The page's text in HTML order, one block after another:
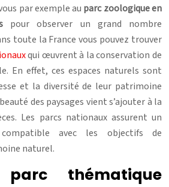
par exemple au parc zoologique en
pour observer un grand nombre
toute la France vous pouvez trouver
qui œuvrent à la conservation de
En effet, ces espaces naturels sont
et la diversité de leur patrimoine
des paysages vient s’ajouter à la
Les parcs nationaux assurent un
avec les objectifs de
naturel.
parc thématique